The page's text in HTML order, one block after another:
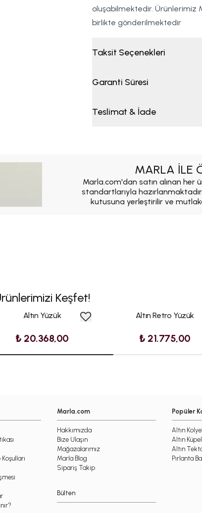
oluşabilmektedir. Ürünlerimiz
birlikte gönderilmektedir
Taksit Seçenekleri
Garanti Süresi
Teslimat & İade
MARLA İLE
Marla.com'dan satın alınan
standartlarıyla
kutusuna yerleştirilir ve
Keşfet!
Altın Yüzük
₺ 20.368,00
Altın Retro Yüzük
₺ 21.775,00
Marla.com
Hakkımızda
Bize Ulaşın
Mağazalarımız
Marla Blog
Sipariş Takip
Bülten
Popüler
Altın
Altın
Altın
Pırlanta